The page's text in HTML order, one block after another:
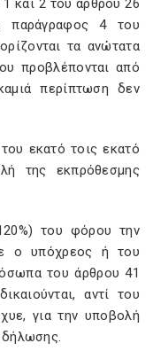
και 2 του άρθρου 26
παράγραφος 4 του
τα ανώτατα
προβλέπονται από
περίπτωση δεν
εκατό τοις εκατό
της εκπρόθεσμης
του φόρου την
ο υπόχρεος ή του
του άρθρου 41
αντί του
για την υποβολή